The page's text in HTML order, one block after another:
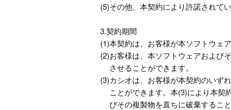
(5)その他、本契約により許諾されてい
3.契約期間
(1)本契約は、お客様が本ソフトウェ
(2)お客様は、本ソフトウェアおよび
させることができます。
(3)カシオは、お客様が本契約のいず
ことができます。本(3)により本契
びその複製物を直ちに破棄すること